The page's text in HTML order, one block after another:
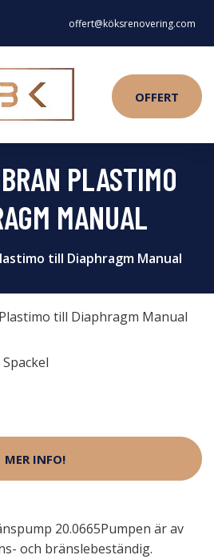
offert@köksrenovering.com
OFFERT
PLASTIMO
MANUAL
till Diaphragm Manual
Spackel
MER INFO!
20.0665Pumpen är av
och bränslebeständig.